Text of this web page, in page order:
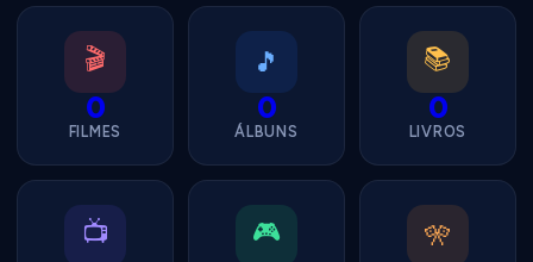
🎬
0
FILMES
🎵
0
ÁLBUNS
📚
0
LIVROS
📺 🎮 🎌